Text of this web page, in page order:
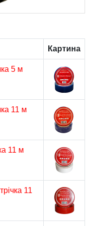
Картина
5 м
11 м
11 м
11